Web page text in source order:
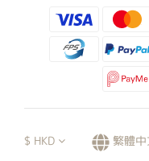
$ HKD 繁體中